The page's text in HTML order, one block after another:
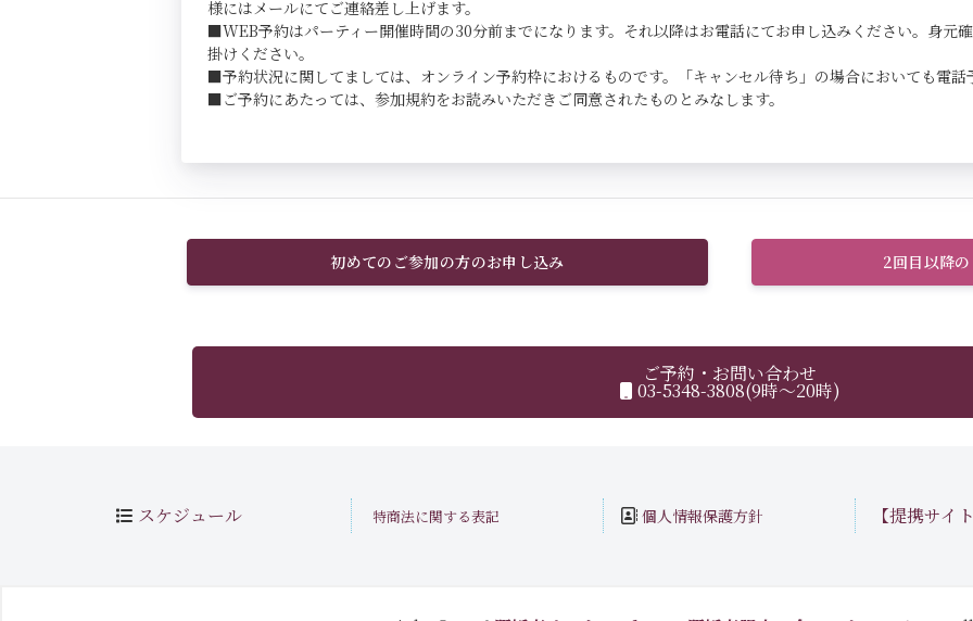
様にはメールにてご連絡差し上げます。
■WEB予約はパーティー開催時間の30分前までになります。それ以降はお電話にてお申し込みください。身元
掛けください。
■予約状況に関してましては、オンライン予約枠におけるものです。「キャンセル待ち」の場合においても電
■ご予約にあたっては、参加規約をお読みいただきご同意されたものとみなします。
初めてのご参加の方のお申し込み 2回目以降
ご予約・お問い合わせ
03-5348-3808(9時～20時)
スケジュール 特商法に関する表記 個人情報保護方針 【提携サイ